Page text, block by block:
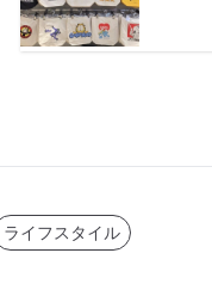
ライフスタイル